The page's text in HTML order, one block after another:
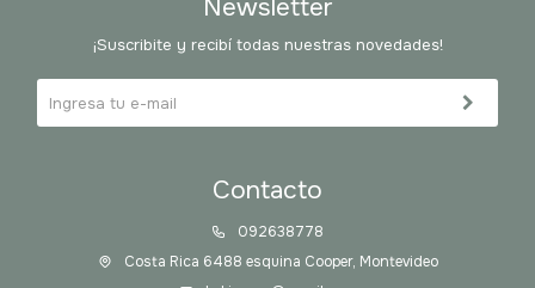
Contacto
092638778
Costa Rica 6488 esquina Cooper, Montevideo
Newsletter
¡Suscribite y recibí todas nuestras novedades!